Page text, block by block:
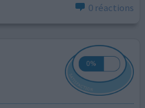
0 réactions